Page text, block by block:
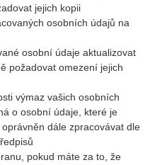
jejich kopii
osobních údajů na
osobní údaje aktualizovat
požadovat omezení jejich
výmaz vašich osobních
o osobní údaje, které je
dále zpracovávat dle
pokud máte za to, že